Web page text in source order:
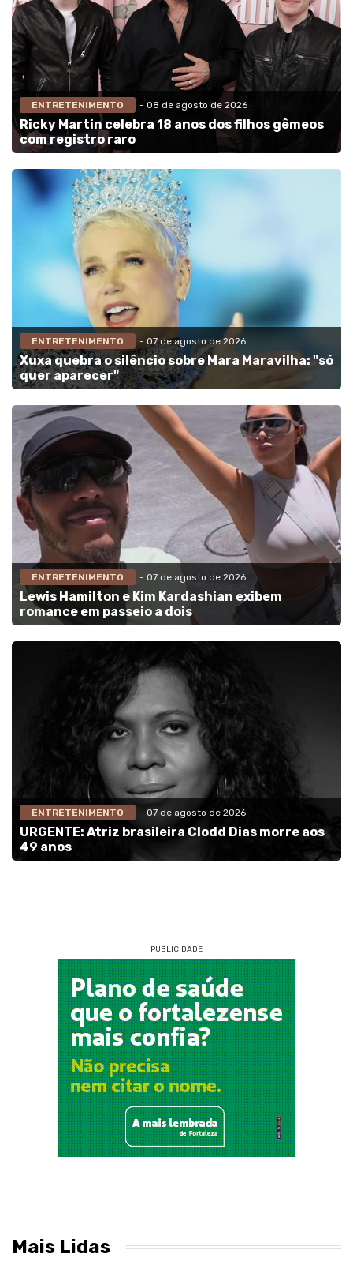
ENTRETENIMENTO - 08 de agosto de 2026
Ricky Martin celebra 18 anos dos filhos gêmeos
com registro raro
ENTRETENIMENTO - 07 de agosto de 2026
Xuxa quebra o silêncio sobre Mara Maravilha: "só
quer aparecer"
ENTRETENIMENTO - 07 de agosto de 2026
Lewis Hamilton e Kim Kardashian exibem
romance em passeio a dois
ENTRETENIMENTO - 07 de agosto de 2026
URGENTE: Atriz brasileira Clodd Dias morre aos
49 anos
PUBLICIDADE
Mais Lidas